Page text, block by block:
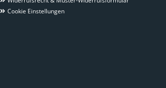
Cookie Einstellungen